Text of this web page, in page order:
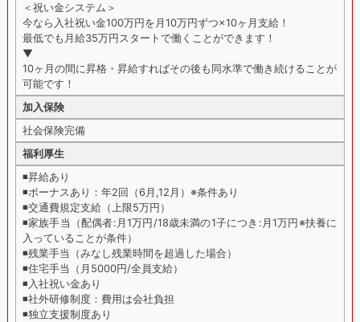
＜祝い金システム＞
今なら入社祝い金100万円を月10万円ずつ×10ヶ月支給！
最低でも月給35万円スタートで働くことができます！
▼
10ヶ月の間に昇格・昇給すればその後も同水準で働き続けることが
可能です！
加入保険
社会保険完備
福利厚生
◾️昇給あり
◾️ボーナスあり：年2回（6月,12月）※条件あり
◾️交通費規定支給（上限5万円）
◾️家族手当（配偶者:月1万円/18歳未満の1子につき:月1万円※扶養に
入っていることが条件）
◾️残業手当（みなし残業時間を超過した場合）
◾️住宅手当（月5000円/全員支給）
◾️入社祝い金あり
◾️社外研修制度：費用は会社負担
◾️独立支援制度あり